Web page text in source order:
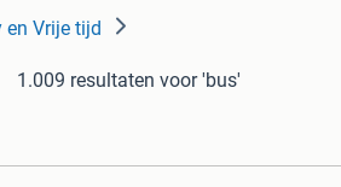
en Vrije tijd
1.009 resultaten voor 'bus'